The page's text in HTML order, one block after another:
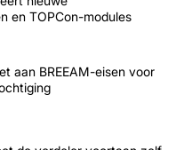
en TOPCon-modules
aan BREEAM-eisen voor